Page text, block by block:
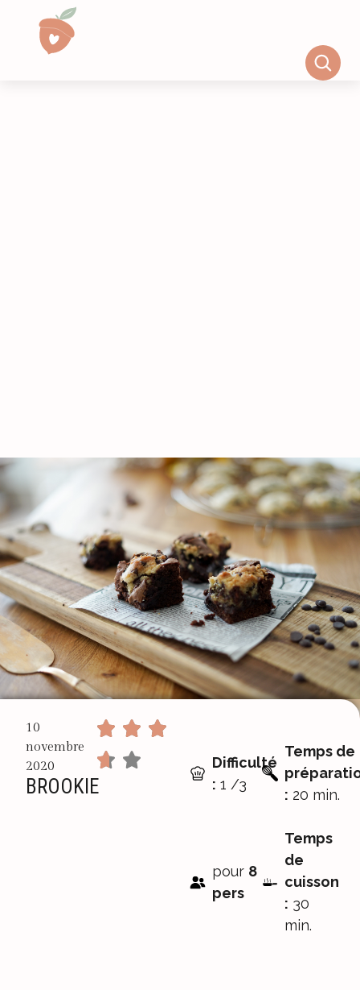
10
novembre
2020
BROOKIE
Difficulté
: 1 /3
Temps de
: 20 min.
pour 8
pers
Temps
de
cuisson
: 30
min.